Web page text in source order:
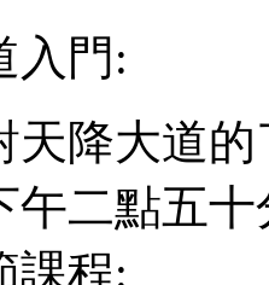
入門:
天降大道
午二點五
課程: